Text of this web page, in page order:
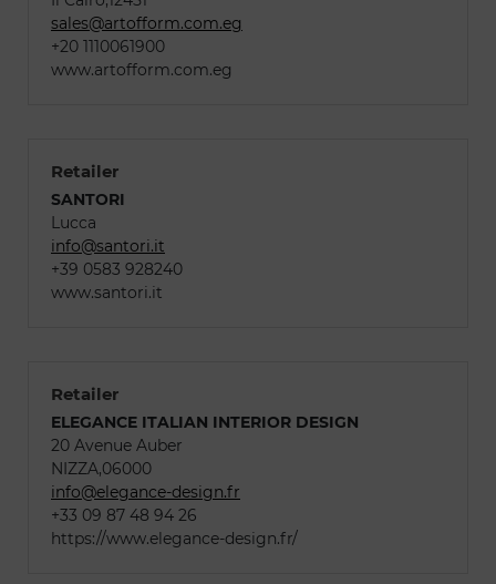
sales@artofform.com.eg
+20 1110061900
www.artofform.com.eg
Retailer
SANTORI
Lucca
info@santori.it
+39 0583 928240
www.santori.it
Retailer
ELEGANCE ITALIAN INTERIOR DESIGN
20 Avenue Auber
NIZZA,06000
info@elegance-design.fr
+33 09 87 48 94 26
https://www.elegance-design.fr/